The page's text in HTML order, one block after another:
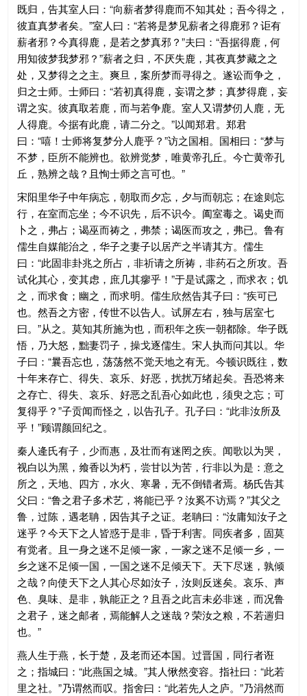
既归，告其室人曰：“向薪者梦得鹿而不知其处；吾今得之，
彼直真梦者矣。”室人曰：“若将是梦见薪者之得鹿邪？讵有
薪者邪？今真得鹿，是若之梦真邪？”夫曰：“吾据得鹿，何
用知彼梦我梦邪？”薪者之归，不厌失鹿，其夜真梦藏之之
处，又梦得之之主。爽旦，案所梦而寻得之。遂讼而争之，
归之士师。士师曰：“若初真得鹿，妄谓之梦；真梦得鹿，妄
谓之实。彼真取若鹿，而与若争鹿。室人又谓梦仞人鹿，无
人得鹿。今据有此鹿，请二分之。”以闻郑君。郑君
曰：“嘻！士师将复梦分人鹿乎？”访之国相。国相曰：“梦与
不梦，臣所不能辨也。欲辨觉梦，唯黄帝孔丘。今亡黄帝孔
丘，熟辨之哉？且恂士师之言可也。”
宋阳里华子中年病忘，朝取而夕忘，夕与而朝忘；在途则忘
行，在室而忘坐；今不识先，后不识今。阖室毒之。谒史而
卜之，弗占；谒巫而祷之，弗禁；谒医而攻之，弗已。鲁有
儒生自媒能治之，华子之妻子以居产之半请其方。儒生
曰：“此固非卦兆之所占，非祈请之所祷，非药石之所攻。吾
试化其心，变其虑，庶几其瘳乎！”于是试露之，而求衣；饥
之，而求食；幽之，而求明。儒生欣然告其子曰：“疾可已
也。然吾之方密，传世不以告人。试屏左右，独与居室七
曰。”从之。莫知其所施为也，而积年之疾一朝都除。华子既
悟，乃大怒，黜妻罚子，操戈逐儒生。宋人执而问其以。华
子曰：“曩吾忘也，荡荡然不觉天地之有无。今顿识既往，数
十年来存亡、得失、哀乐、好恶，扰扰万绪起矣。吾恐将来
之存亡、得失、哀乐、好恶之乱吾心如此也，须臾之忘；可
复得乎？”子贡闻而怪之，以告孔子。孔子曰：“此非汝所及
乎！”顾谓颜回纪之。
秦人逄氏有子，少而惠，及壮而有迷罔之疾。闻歌以为哭，
视白以为黑，飨香以为朽，尝甘以为苦，行非以为是：意之
所之，天地、四方，水火、寒暑，无不倒错者焉。杨氏告其
父曰：“鲁之君子多术艺，将能已乎？汝奚不访焉？”其父之
鲁，过陈，遇老聃，因告其子之证。老聃曰：“汝庸知汝子之
迷乎？今天下之人皆惑于是非，昏于利害。同疾者多，固莫
有觉者。且一身之迷不足倾一家，一家之迷不足倾一乡，一
乡之迷不足倾一国，一国之迷不足倾天下。天下尽迷，孰倾
之哉？向使天下之人其心尽如汝子，汝则反迷矣。哀乐、声
色、臭味、是非，孰能正之？且吾之此言未必非迷，而况鲁
之君子，迷之邮者，焉能解人之迷哉？荣汝之粮，不若遄归
也。”
燕人生于燕，长于楚，及老而还本国。过晋国，同行者诳
之；指城曰：“此燕国之城。”其人愀然变容。指社曰：“此若
里之社。”乃谓然而叹。指舍曰：“此若先人之庐。”乃涓然而